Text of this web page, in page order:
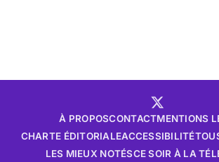
À PROPOSCONTACTMENTIONS
CHARTE ÉDITORIALEACCESSIBILITÉ
LES MIEUX NOTÉSCE SOIR À LA